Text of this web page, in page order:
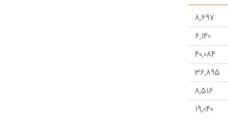
8,697
6,140
40,084
36,895
8,516
19,040